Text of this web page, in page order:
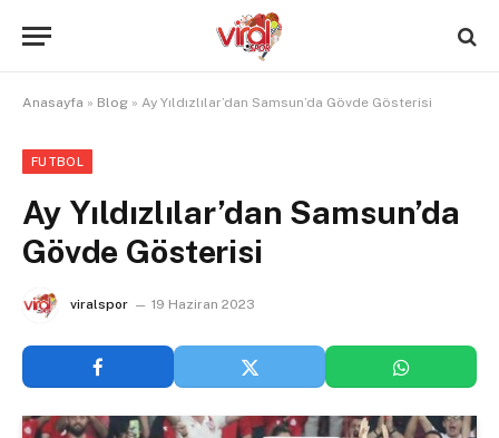
Anasayfa » Blog » Ay Yıldızlılar’dan Samsun’da Gövde Gösterisi
FUTBOL
Ay Yıldızlılar’dan Samsun’da
Gövde Gösterisi
viralspor 19 Haziran 2023